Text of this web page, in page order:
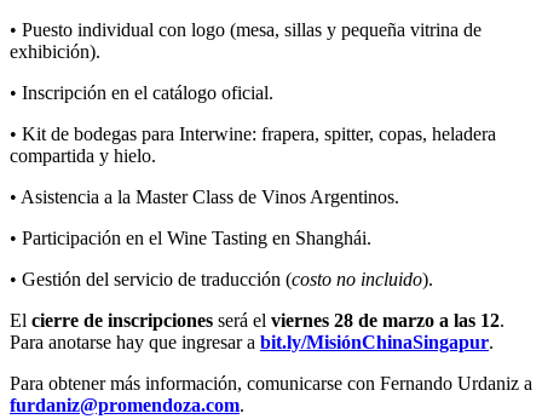
• Puesto individual con logo (mesa, sillas y pequeña vitrina de
exhibición).
• Inscripción en el catálogo oficial.
• Kit de bodegas para Interwine: frapera, spitter, copas, heladera
compartida y hielo.
• Asistencia a la Master Class de Vinos Argentinos.
• Participación en el Wine Tasting en Shanghái.
• Gestión del servicio de traducción (costo no incluido).
El cierre de inscripciones será el viernes 28 de marzo a las 12.
Para anotarse hay que ingresar a bit.ly/MisiónChinaSingapur.
Para obtener más información, comunicarse con Fernando Urdaniz a
furdaniz@promendoza.com.